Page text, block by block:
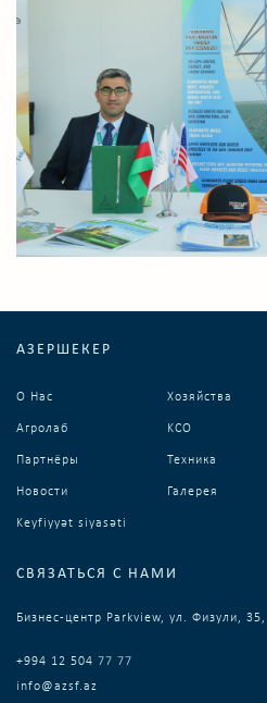
АЗЕРШЕКЕР
О Нас Хозяйства
Агролаб KCO
Партнёры Техника
Новости Галерея
Keyfiyyət siyasəti
СВЯЗАТЬСЯ С НАМИ
Бизнес-центр Parkview, ул. Физули,
+994 12 504 77 77
info@azsf.az